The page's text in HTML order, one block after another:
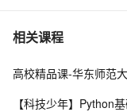
7 对于从零开始建网
8 域名配置https时，
相关课程
高校精品课-华东师范
【科技少年】Python